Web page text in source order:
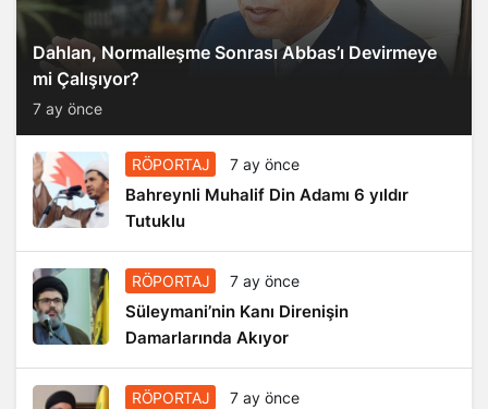
Dahlan, Normalleşme Sonrası Abbas’ı Devirmeye
mi Çalışıyor?
7 ay önce
RÖPORTAJ 7 ay önce
Bahreynli Muhalif Din Adamı 6 yıldır
Tutuklu
RÖPORTAJ 7 ay önce
Süleymani’nin Kanı Direnişin
Damarlarında Akıyor
RÖPORTAJ 7 ay önce